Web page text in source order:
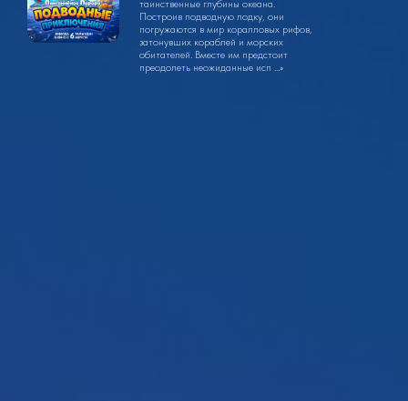
таинственные глубины океана.
Построив подводную лодку, они
погружаются в мир коралловых рифов,
затонувших кораблей и морских
обитателей. Вместе им предстоит
преодолеть неожиданные исп ...»